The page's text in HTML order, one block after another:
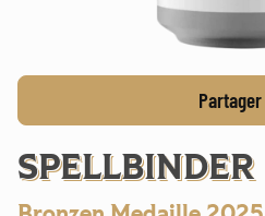
Partager
SPELLBINDER